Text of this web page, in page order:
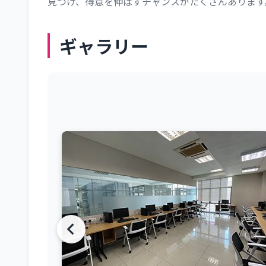
ギャラリー